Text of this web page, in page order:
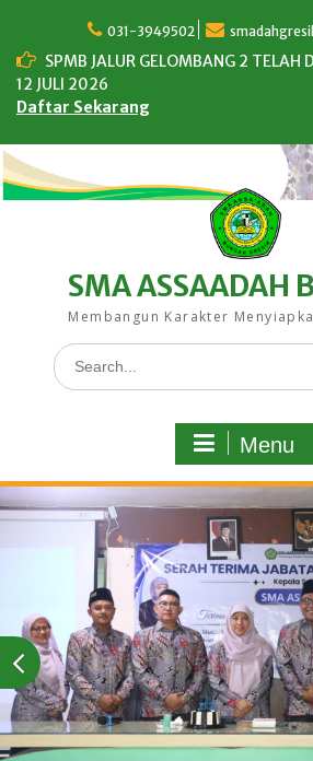
content
031-3949502
SPMB JALUR GELOMBANG 2 TELAH
12 JULI 2026
Daftar Sekarang
SMA ASSAADAH
Membangun Karakter
Search
for:
Menu